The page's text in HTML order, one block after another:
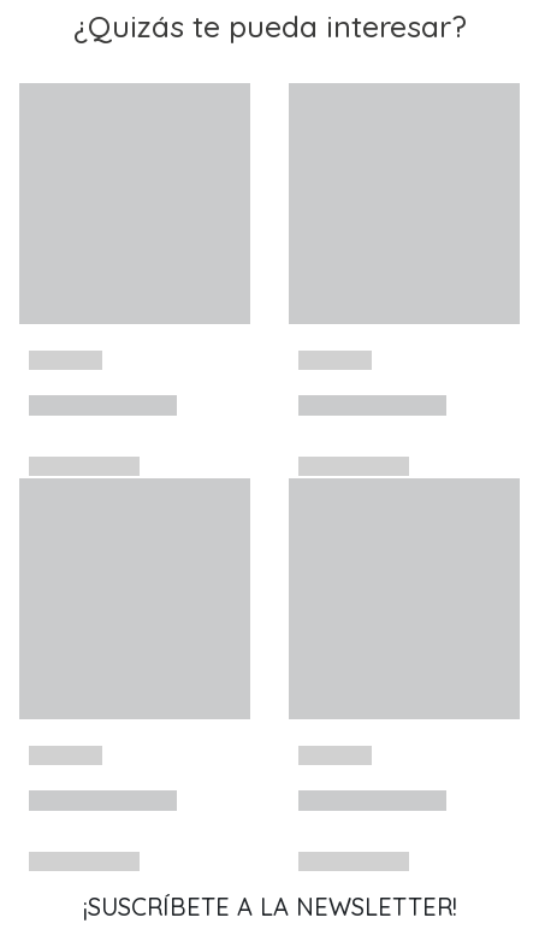
¿Quizás te pueda interesar?
¡SUSCRÍBETE A LA NEWSLETTER!